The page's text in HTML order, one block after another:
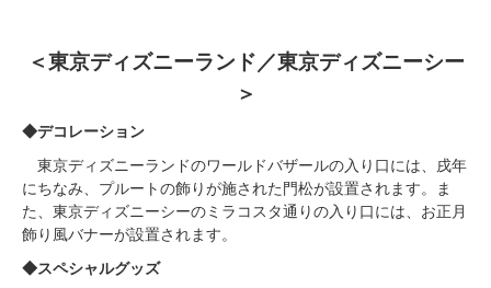
＜東京ディズニーランド／東京ディズニーシー
＞
◆デコレーション
東京ディズニーランドのワールドバザールの入り口には、戌年
にちなみ、プルートの飾りが施された門松が設置されます。ま
た、東京ディズニーシーのミラコスタ通りの入り口には、お正月
飾り風バナーが設置されます。
◆スペシャルグッズ